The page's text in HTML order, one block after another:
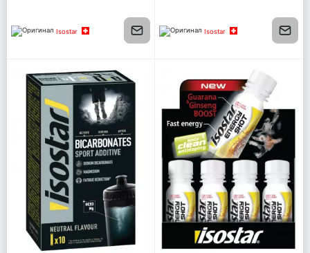
Isostar Isostar